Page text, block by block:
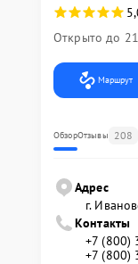
Открыто до
Маршрут
ОбзорОтзывы 208
Адрес
г.
Контакты
+7 (800)
+7 (800)